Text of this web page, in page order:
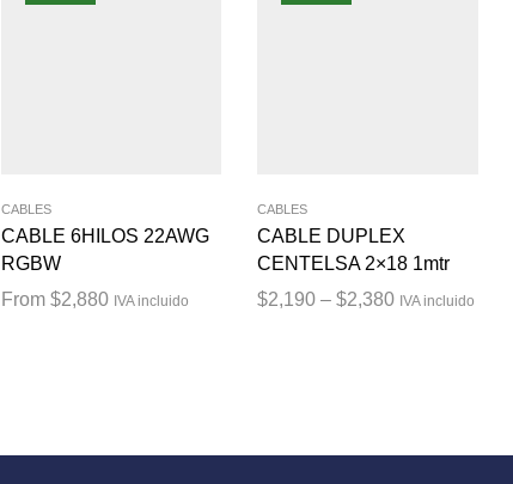
CABLES
CABLE 6HILOS 22AWG
RGBW
From $2,880 IVA incluido
CABLES
CABLE DUPLEX
CENTELSA 2×18 1mtr
$2,190 – $2,380 IVA incluido